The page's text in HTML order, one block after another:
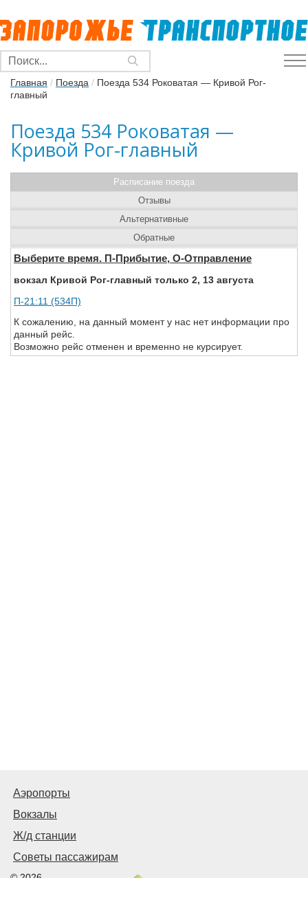
Главная / Поезда / Поезда 534 Роковатая — Кривой Рог-
главный
Поезда 534 Роковатая —
Кривой Рог-главный
Расписание поезда
Выберите время. П-Прибытие, О-Отправление
вокзал Кривой Рог-главный только 2, 13 августа
П-21:11 (534П)
К сожалению, на данный момент у нас нет информации про
данный рейс.
Возможно рейс отменен и временно не курсирует.
Отзывы
Альтернативные
Обратные
Аэропорты
Вокзалы
Ж/д станции
Советы пассажирам
© 2026